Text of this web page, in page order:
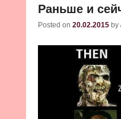
Раньше и
Posted on 20.02.2015 by